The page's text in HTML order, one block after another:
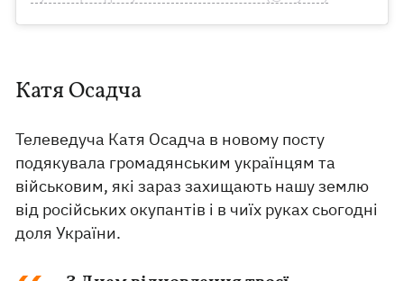
Катя Осадча
Телеведуча Катя Осадча в новому посту
подякувала громадянським українцям та
військовим, які зараз захищають нашу землю
від російських окупантів і в чиїх руках сьогодні
доля України.